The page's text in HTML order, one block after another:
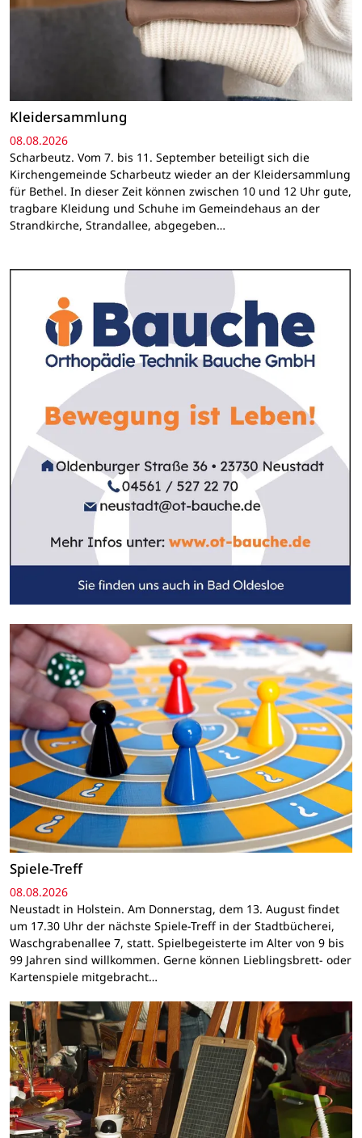
Kleidersammlung
08.08.2026
Scharbeutz. Vom 7. bis 11. September beteiligt sich die
Kirchengemeinde Scharbeutz wieder an der Kleidersammlung
für Bethel. In dieser Zeit können zwischen 10 und 12 Uhr gute,
tragbare Kleidung und Schuhe im Gemeindehaus an der
Strandkirche, Strandallee, abgegeben…
Spiele-Treff
08.08.2026
Neustadt in Holstein. Am Donnerstag, dem 13. August findet
um 17.30 Uhr der nächste Spiele-Treff in der Stadtbücherei,
Waschgrabenallee 7, statt. Spielbegeisterte im Alter von 9 bis
99 Jahren sind willkommen. Gerne können Lieblingsbrett- oder
Kartenspiele mitgebracht…